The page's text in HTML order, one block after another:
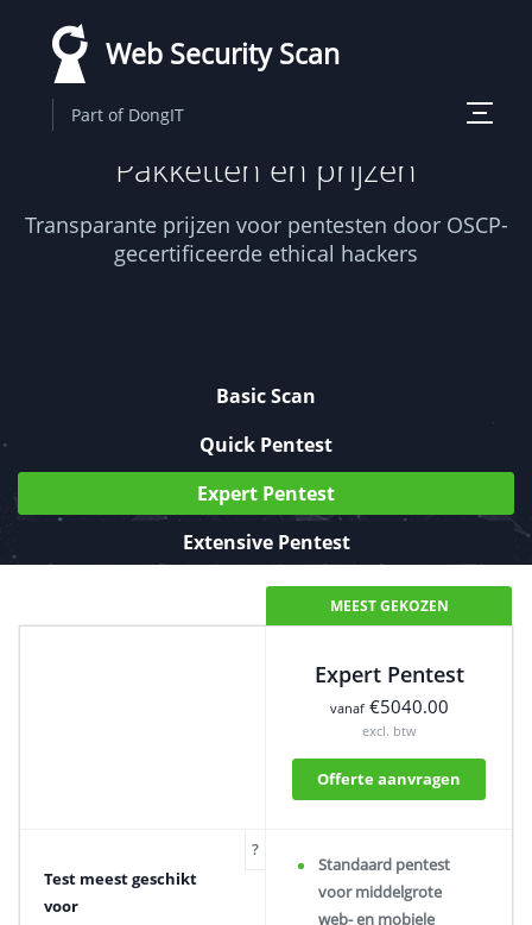
Overslaan
Web Security Scan
Part of DongIT
Toggle
Pakketten en prijzen
Transparante prijzen voor pentesten door OSCP-
gecertificeerde ethical hackers
Basic Scan
Quick Pentest
Expert Pentest
Extensive Pentest
MEEST GEKOZEN
Expert Pentest
vanaf €5040.00
excl. btw
Offerte aanvragen
Test meest geschikt
voor
?
Standaard pentest
voor middelgrote
web- en mobiele